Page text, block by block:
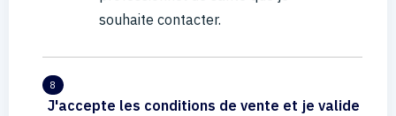
souhaite contacter.
8
J'accepte les conditions de vente et je valide